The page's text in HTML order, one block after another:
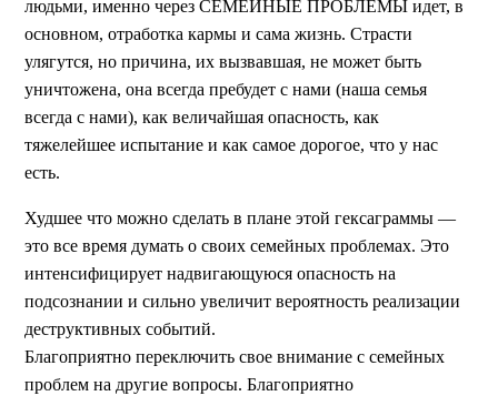
людьми, именно через СЕМЕЙНЫЕ ПРОБЛЕМЫ идет, в
основном, отработка кармы и сама жизнь. Страсти
улягутся, но причина, их вызвавшая, не может быть
уничтожена, она всегда пребудет с нами (наша семья
всегда с нами), как величайшая опасность, как
тяжелейшее испытание и как самое дорогое, что у нас
есть.
Худшее что можно сделать в плане этой гексаграммы —
это все время думать о своих семейных проблемах. Это
интенсифицирует надвигающуюся опасность на
подсознании и сильно увеличит вероятность реализации
деструктивных событий.
Благоприятно переключить свое внимание с семейных
проблем на другие вопросы. Благоприятно